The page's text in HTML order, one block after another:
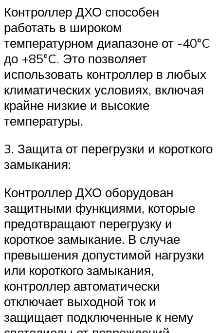
Контроллер ДХО способен
работать в широком
температурном диапазоне от -40°C
до +85°C. Это позволяет
использовать контроллер в любых
климатических условиях, включая
крайне низкие и высокие
температуры.
3. Защита от перегрузки и короткого
замыкания:
Контроллер ДХО оборудован
защитными функциями, которые
предотвращают перегрузку и
короткое замыкание. В случае
превышения допустимой нагрузки
или короткого замыкания,
контроллер автоматически
отключает выходной ток и
защищает подключенные к нему